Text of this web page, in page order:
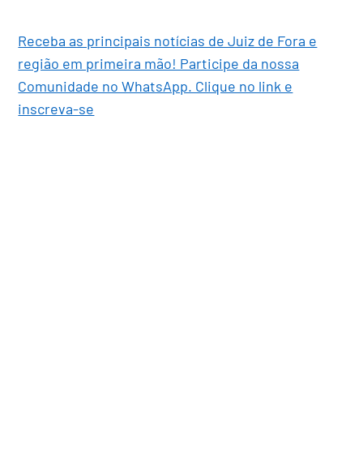
Receba as principais notícias de Juiz de Fora e
região em primeira mão! Participe da nossa
Comunidade no WhatsApp. Clique no link e
inscreva-se